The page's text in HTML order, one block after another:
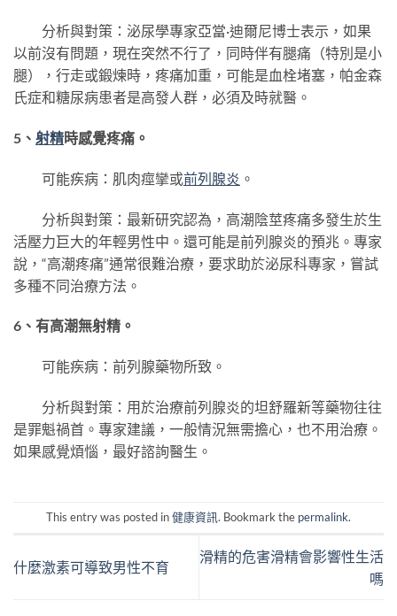
分析與對策：泌尿學專家亞當·迪爾尼博士表示，如果
以前沒有問題，現在突然不行了，同時伴有腿痛（特別是小
腿），行走或鍛煉時，疼痛加重，可能是血栓堵塞，帕金森
氏症和糖尿病患者是高發人群，必須及時就醫。
5、 射精時感覺疼痛。
可能疾病：肌肉痙攣或前列腺炎 。
分析與對策：最新研究認為，高潮陰莖疼痛多發生於生
活壓力巨大的年輕男性中。還可能是前列腺炎的預兆。專家
說，“高潮疼痛”通常很難治療，要求助於泌尿科專家，嘗試
多種不同治療方法。
6、有高潮無射精。
可能疾病：前列腺藥物所致。
分析與對策：用於治療前列腺炎的坦舒羅新等藥物往往
是罪魁禍首。專家建議，一般情況無需擔心，也不用治療。
如果感覺煩惱，最好諮詢醫生。
This entry was posted in健康資訊. Bookmark the permalink.
什麼激素可導致男性不育
滑精的危害滑精會影響性生活
嗎